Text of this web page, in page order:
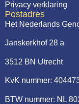
Privacy verklaring
Postadres
Het Nederlands
Janskerkhof 28 a
3512 BN Utrecht
KvK nummer:
BTW nummer: NL